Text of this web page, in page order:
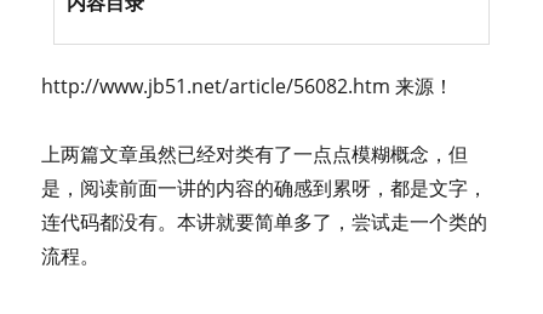
http://www.jb51.net/article/56082.htm 来源！
上两篇文章虽然已经对类有了一点点模糊概念，但
是，阅读前面一讲的内容的确感到累呀，都是文字，
连代码都没有。本讲就要简单多了，尝试走一个类的
流程。